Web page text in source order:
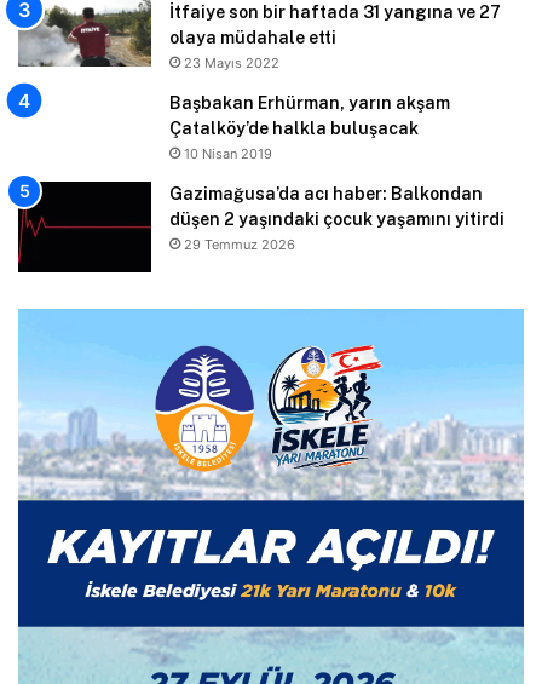
İtfaiye son bir haftada 31 yangına ve 27
olaya müdahale etti
23 Mayıs 2022
Başbakan Erhürman, yarın akşam
Çatalköy’de halkla buluşacak
10 Nisan 2019
Gazimağusa’da acı haber: Balkondan
düşen 2 yaşındaki çocuk yaşamını yitirdi
29 Temmuz 2026